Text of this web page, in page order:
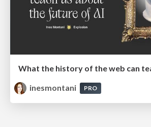
inesmontani
PRO